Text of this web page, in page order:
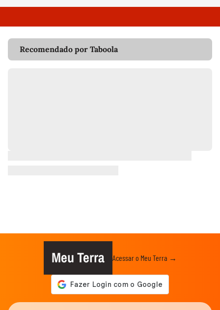
Recomendado por Taboola
Meu Terra Acessar o Meu Terra →